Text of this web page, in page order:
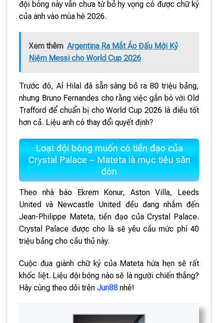
đội bóng này vẫn chưa từ bỏ hy vọng có được chữ ký
của anh vào mùa hè 2026.
Xem thêm Argentina Ra Mắt Áo Đấu Mới Kỷ
Niệm Messi cho World Cup 2026
Trước đó, Al Hilal đã sẵn sàng bỏ ra 80 triệu bảng,
nhưng Bruno Fernandes cho rằng việc gắn bó với Old
Trafford để chuẩn bị cho World Cup 2026 là điều tốt
hơn cả. Liệu anh có thay đổi quyết định?
Loạt đội bóng muốn có tiền đạo của
Crystal Palace – Mateta là mục tiêu săn
đón
Theo nhà báo Ekrem Konur, Aston Villa, Leeds
United và Newcastle United đều đang nhắm đến
Jean-Philippe Mateta, tiền đạo của Crystal Palace.
Crystal Palace được cho là sẽ yêu cầu mức phí 40
triệu bảng cho cầu thủ này.
Cuộc đua giành chữ ký của Mateta hứa hẹn sẽ rất
khốc liệt. Liệu đội bóng nào sẽ là người chiến thắng?
Hãy cùng theo dõi trên Jun88 nhé!